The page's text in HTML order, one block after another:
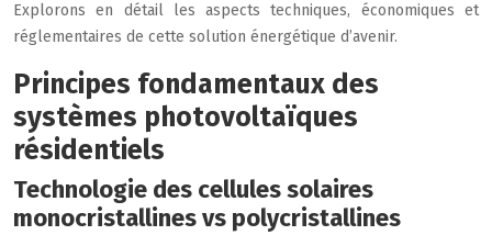
Explorons en détail les aspects techniques, économiques et
réglementaires de cette solution énergétique d’avenir.
Principes fondamentaux des
systèmes photovoltaïques
résidentiels
Technologie des cellules solaires
monocristallines vs polycristallines